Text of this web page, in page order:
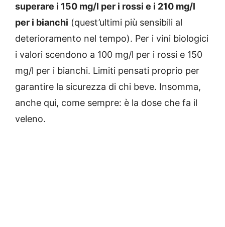
superare i 150 mg/l per i rossi e i 210 mg/l
per i bianchi (quest’ultimi più sensibili al
deterioramento nel tempo). Per i vini biologici
i valori scendono a 100 mg/l per i rossi e 150
mg/l per i bianchi. Limiti pensati proprio per
garantire la sicurezza di chi beve. Insomma,
anche qui, come sempre: è la dose che fa il
veleno.